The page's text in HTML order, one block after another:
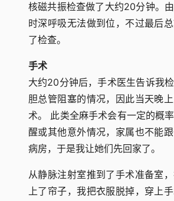
核磁共振检查做了大约20分钟。
时深呼吸无法做到位，不过最后
了检查。
手术
大约20分钟后，手术医生告诉我
胆总管阻塞的情况，因此当天晚
术。 此类全麻手术会有一定的概
醒或其他意外情况，家属也不能
病房，于是我让她们先回家了。
从静脉注射室推到了手术准备室
上了帘子，我把衣服脱掉，穿上